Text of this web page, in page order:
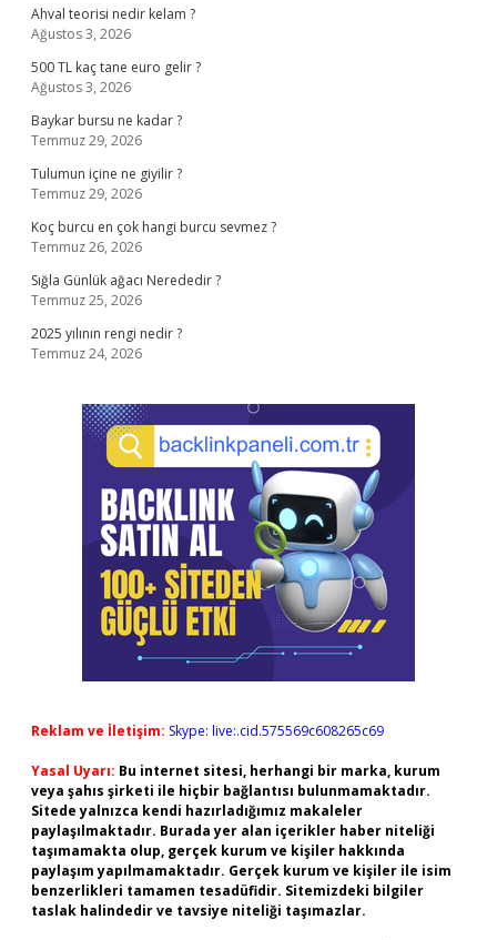
Ahval teorisi nedir kelam ?
Ağustos 3, 2026
500 TL kaç tane euro gelir ?
Ağustos 3, 2026
Baykar bursu ne kadar ?
Temmuz 29, 2026
Tulumun içine ne giyilir ?
Temmuz 29, 2026
Koç burcu en çok hangi burcu sevmez ?
Temmuz 26, 2026
Sığla Günlük ağacı Nerededir ?
Temmuz 25, 2026
2025 yılının rengi nedir ?
Temmuz 24, 2026
Reklam ve İletişim: Skype: live:.cid.575569c608265c69
Yasal Uyarı: Bu internet sitesi, herhangi bir marka, kurum
veya şahıs şirketi ile hiçbir bağlantısı bulunmamaktadır.
Sitede yalnızca kendi hazırladığımız makaleler
paylaşılmaktadır. Burada yer alan içerikler haber niteliği
taşımamakta olup, gerçek kurum ve kişiler hakkında
paylaşım yapılmamaktadır. Gerçek kurum ve kişiler ile isim
benzerlikleri tamamen tesadüfidir. Sitemizdeki bilgiler
taslak halindedir ve tavsiye niteliği taşımazlar.